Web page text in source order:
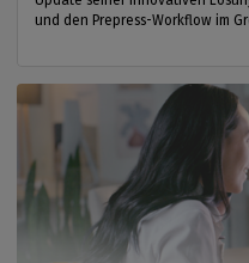
und den Prepress-Workflow im